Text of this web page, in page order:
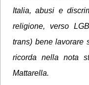
Italia, abusi e
religione, verso
trans) bene lavorare
ricorda nella nota
Mattarella.